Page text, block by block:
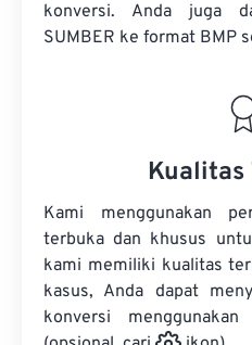
konversi. Anda juga
SUMBER ke format BMP
Kualitas
Kami menggunakan
terbuka dan khusus
kami memiliki kualitas
kasus, Anda dapat
konversi